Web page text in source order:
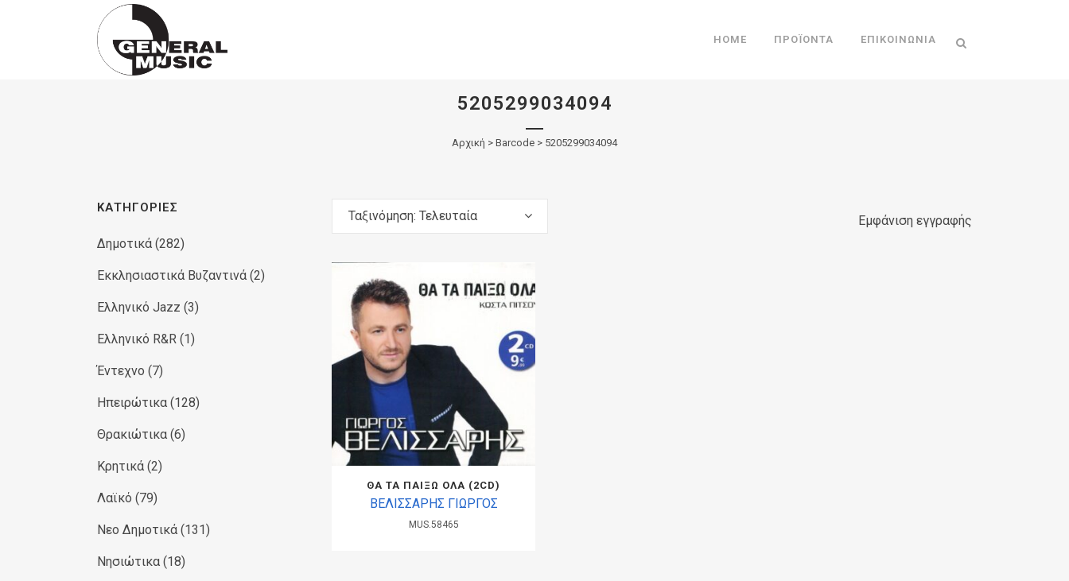
Products
HOME ΠΡΟΪΌΝΤΑ ΕΠΙΚΟΙΝΩΝΊΑ
5205299034094
Αρχική > Barcode > 5205299034094
ΚΑΤΗΓΟΡΊΕΣ
Δημοτικά (282)
Εκκλησιαστικά Βυζαντινά (2)
Ελληνικό Jazz (3)
Ελληνικό R&R (1)
Έντεχνο (7)
Ηπειρώτικα (128)
Θρακιώτικα (6)
Κρητικά (2)
Λαϊκό (79)
Νεο Δημοτικά (131)
Νησιώτικα (18)
Εμφάνιση εγγραφής
Ταξινόμηση: Τελευταία
ΘΑ ΤΑ ΠΑΙΞΩ ΟΛΑ (2CD)
ΒΕΛΙΣΣΑΡΗΣ ΓΙΩΡΓΟΣ
MUS.58465